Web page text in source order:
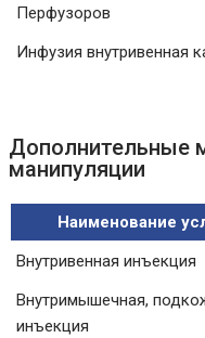
Перфузоров
Инфузия внутривенная
Дополнительные
манипуляции
Наименование
Внутривенная инъекция
Внутримышечная,
инъекция